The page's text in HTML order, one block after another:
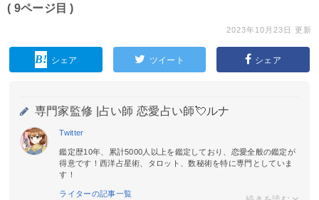
( 9ページ目 )
2023年10月23日 更新
シェア ツイート シェア
専門家監修 | 占い師 恋愛占い師💘ルナ
Twitter
鑑定歴10年、累計5000人以上を鑑定しており、恋愛全般の鑑定が
得意です！西洋占星術、タロット、数秘術を特に専門としていま
す！
ライターの記事一覧